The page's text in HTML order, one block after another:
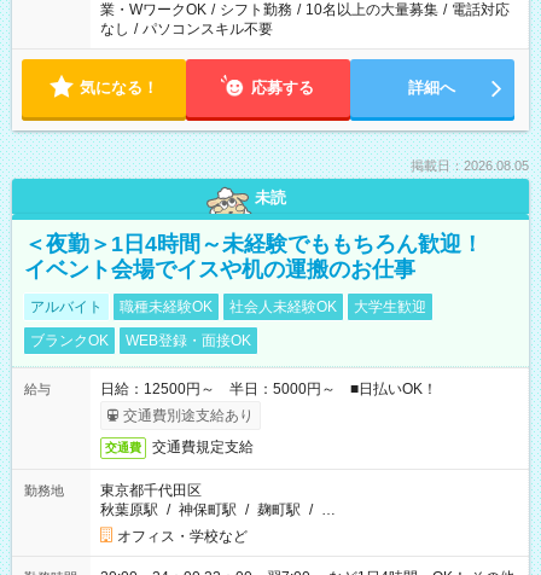
業・WワークOK / シフト勤務 / 10名以上の大量募集 / 電話対応
なし / パソコンスキル不要
気になる！ 応募する 詳細へ
掲載日：2026.08.05
未読
＜夜勤＞1日4時間～未経験でももちろん歓迎！
イベント会場でイスや机の運搬のお仕事
アルバイト 職種未経験OK 社会人未経験OK
大学生歓迎
ブランクOK
WEB登録・面接OK
給与
日給：12500円～ 半日：5000円～ ■日払いOK！
交通費別途支給あり
交通費 交通費規定支給
勤務地
東京都千代田区
秋葉原駅 / 神保町駅 / 麹町駅 / …
オフィス・学校など